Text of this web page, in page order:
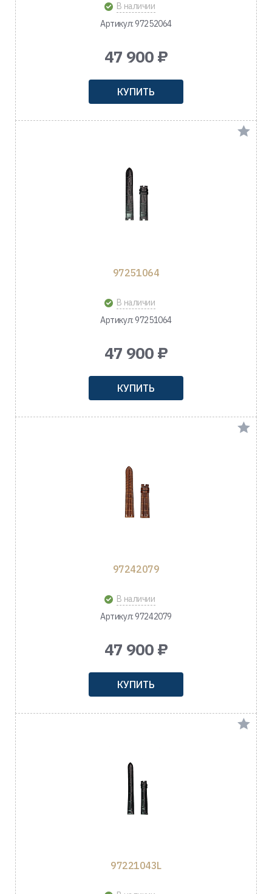
В наличии
Артикул: 97252064
47 900 ₽
КУПИТЬ
97251064
В наличии
Артикул: 97251064
47 900 ₽
КУПИТЬ
97242079
В наличии
Артикул: 97242079
47 900 ₽
КУПИТЬ
97221043L